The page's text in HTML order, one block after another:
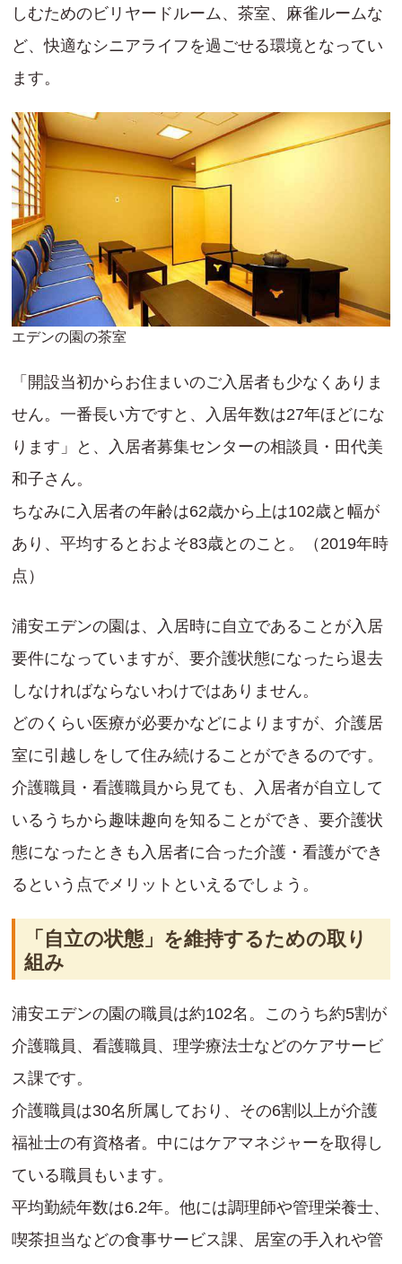
しむためのビリヤードルーム、茶室、麻雀ルームな
ど、快適なシニアライフを過ごせる環境となってい
ます。
エデンの園の茶室
「開設当初からお住まいのご入居者も少なくありま
せん。一番長い方ですと、入居年数は27年ほどにな
ります」と、入居者募集センターの相談員・田代美
和子さん。
ちなみに入居者の年齢は62歳から上は102歳と幅が
あり、平均するとおよそ83歳とのこと。（2019年時
点）
浦安エデンの園は、入居時に自立であることが入居
要件になっていますが、要介護状態になったら退去
しなければならないわけではありません。
どのくらい医療が必要かなどによりますが、介護居
室に引越しをして住み続けることができるのです。
介護職員・看護職員から見ても、入居者が自立して
いるうちから趣味趣向を知ることができ、要介護状
態になったときも入居者に合った介護・看護ができ
るという点でメリットといえるでしょう。
「自立の状態」を維持するための取り
組み
浦安エデンの園の職員は約102名。このうち約5割が
介護職員、看護職員、理学療法士などのケアサービ
ス課です。
介護職員は30名所属しており、その6割以上が介護
福祉士の有資格者。中にはケアマネジャーを取得し
ている職員もいます。
平均勤続年数は6.2年。他には調理師や管理栄養士、
喫茶担当などの食事サービス課、居室の手入れや管